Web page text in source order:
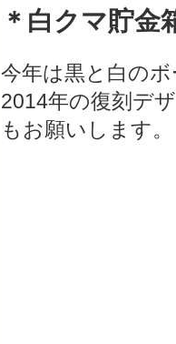
＊白クマ貯金
今年は黒と白の
2014年の復刻デ
もお願いします